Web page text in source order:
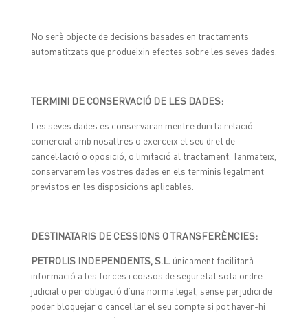
No serà objecte de decisions basades en tractaments
automatitzats que produeixin efectes sobre les seves dades.
TERMINI DE CONSERVACIÓ DE LES DADES:
Les seves dades es conservaran mentre duri la relació
comercial amb nosaltres o exerceix el seu dret de
cancel·lació o oposició, o limitació al tractament. Tanmateix,
conservarem les vostres dades en els terminis legalment
previstos en les disposicions aplicables.
DESTINATARIS DE CESSIONS O TRANSFERÈNCIES:
PETROLIS INDEPENDENTS, S.L. únicament facilitarà
informació a les forces i cossos de seguretat sota ordre
judicial o per obligació d’una norma legal, sense perjudici de
poder bloquejar o cancel·lar el seu compte si pot haver-hi